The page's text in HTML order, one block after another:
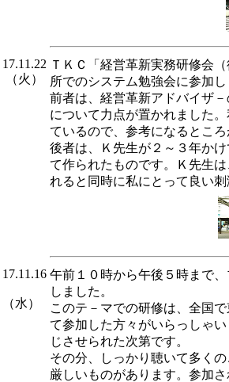
17.11.22
（火）
ＴＫＣ「経営革新実務研修会
所でのシステム勉強会に参加
前者は、経営革新アドバイザ
について力点が置かれました
ているので、参考になるとこ
後者は、Ｋ先生が２～３年か
て作られたものです。Ｋ先生
れると同時に私にとって良い
17.11.16
（水）
午前１０時から午後５時まで
しました。
このテ－マでの研修は、全国
て参加した方々がいらっしゃ
じさせられた次第です。
その分、しっかり聴いて多く
厳しいものがあります。参加